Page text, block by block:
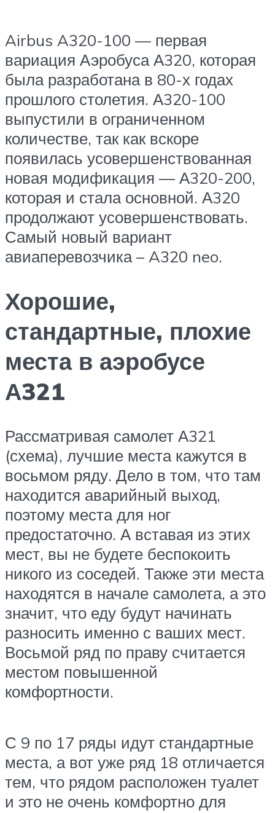
Airbus A320-100 — первая
вариация Аэробуса А320, которая
была разработана в 80-х годах
прошлого столетия. А320-100
выпустили в ограниченном
количестве, так как вскоре
появилась усовершенствованная
новая модификация — А320-200,
которая и стала основной. А320
продолжают усовершенствовать.
Самый новый вариант
авиаперевозчика – A320 neo.
Хорошие,
стандартные, плохие
места в аэробусе
А321
Рассматривая самолет А321
(схема), лучшие места кажутся в
восьмом ряду. Дело в том, что там
находится аварийный выход,
поэтому места для ног
предостаточно. А вставая из этих
мест, вы не будете беспокоить
никого из соседей. Также эти места
находятся в начале самолета, а это
значит, что еду будут начинать
разносить именно с ваших мест.
Восьмой ряд по праву считается
местом повышенной
комфортности.
С 9 по 17 ряды идут стандартные
места, а вот уже ряд 18 отличается
тем, что рядом расположен туалет
и это не очень комфортно для